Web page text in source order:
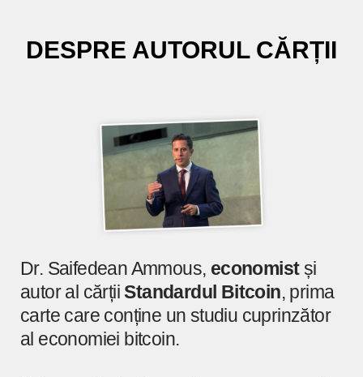
DESPRE AUTORUL CĂRȚII
Dr. Saifedean Ammous, economistși
autor al cărțiiStandardul Bitcoin, prima
carte care conține un studiu cuprinzător
al economiei bitcoin.